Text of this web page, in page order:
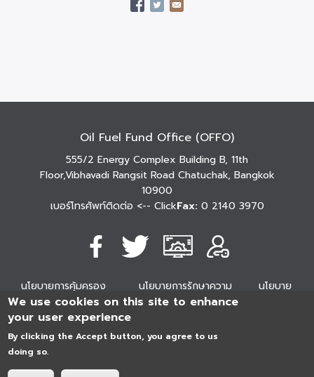
We use cookies on this site to enhance
your user experience
By clicking the Accept button, you agree to us
doing so.
Oil Fuel Fund Office (OFFO)
555/2 Energy Complex Building B, 11th
Floor,Vibhavadi Rangsit Road Chatuchak, Bangkok
10900
เบอร์โทรศัพท์ติดต่อ <-- ClickFax: 0 2140 3970
นโยบายการคุ้มครอง
ข้อมูลส่วนบุคคล
นโยบายการรักษาความ
มั่นคงปลอดภัย
นโยบาย
Analytics
254296
ครั้ง
0 2